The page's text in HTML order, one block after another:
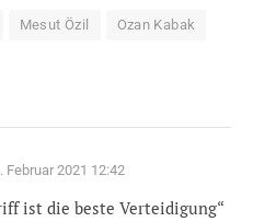
Mesut Özil Ozan Kabak
Februar 2021 12:42
ist die beste Verteidigung“